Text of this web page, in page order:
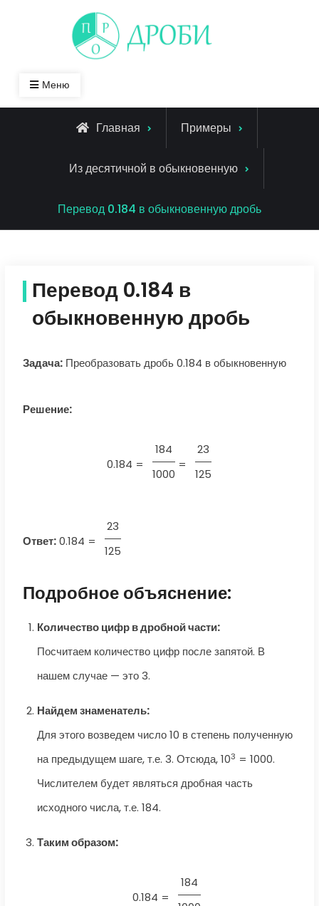
Меню
Главная Примеры
Из десятичной в обыкновенную
Перевод 0.184 в обыкновенную дробь
Перевод 0.184 в
обыкновенную дробь
Задача:Преобразовать дробь 0.184 в обыкновенную
Решение:
0.184 =
184
1000
=
23
125
Ответ: 0.184 =
23
125
Подробное объяснение:
Количество цифр в дробной части:
Посчитаем количество цифр после запятой. В
нашем случае — это 3.
Найдем знаменатель:
Для этого возведем число 10 в степень полученную
на предыдущем шаге, т.е. 3. Отсюда, 103 = 1000.
Числителем будет являться дробная часть
исходного числа, т.е. 184.
Таким образом:
0.184 =
184